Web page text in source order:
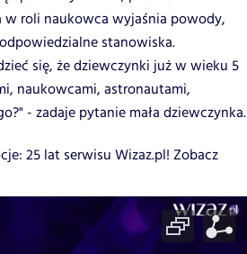
w roli naukowca wyjaśnia powody,
stanowiska.
się, że dziewczynki już w wieku 5
naukowcami, astronautami,
- zadaje pytanie mała dziewczynka.
25 lat serwisu Wizaz.pl! Zobacz